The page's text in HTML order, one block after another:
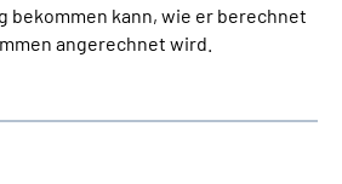
bekommen kann, wie er berechnet
angerechnet wird.